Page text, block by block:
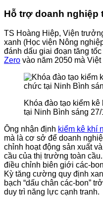
Hỗ trợ doanh nghiệp
TS Hoàng Hiệp, Viện
xanh (Học viện Nông
đánh dấu giai đoạn tăng
Zero vào năm 2050 mà
Khóa đào tạo kiểm
tại Ninh Bình sáng 27/
Ông nhận định kiểm kê khí
mà là cơ sở để doanh
chỉnh hoạt động sản xuất
cầu của thị trường toàn
điều chỉnh biên giới các-
Kỳ tăng cường quy định
bạch “dấu chân các-bon”
duy trì năng lực cạnh tranh.